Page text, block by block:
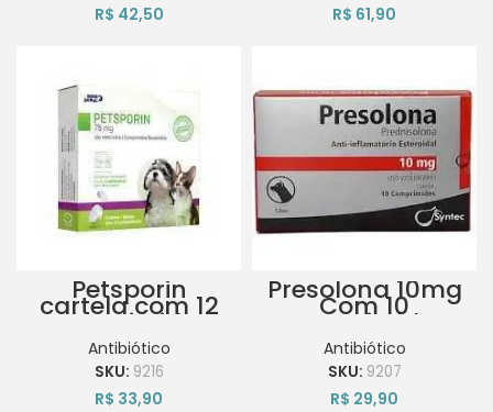
R$ 42,50 R$ 61,90
Petsporin
cartela com 12
comprimidos
75mg
Antibiótico
SKU: 9216
R$ 33,90
Presolona 10mg
Com 10
Comprimidos
Antibiótico
SKU: 9207
R$ 29,90